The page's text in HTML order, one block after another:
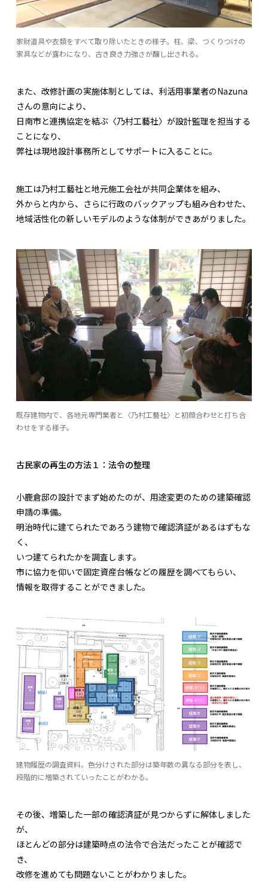
家財道具や衣類をすべて取り除いたときの様子。柱、梁、つくりつけの
家具などが露わになり、古き良き力強さが醸し出される。
また、改修計画の実施体制としては、利活用事業者のNazuna
さんの意向により、
日南市と連携協定を結ぶ〈乃村工藝社〉が設計監理を担当する
ことになり、
弊社は現地設計事務所としてサポートに入ることに。
施工は乃村工藝社と地元施工会社が共同企業体を組み、
外からと内から、さらに行政のバックアップも組み合わせた、
地域活性化の新しいモデルのような体制ができあがりました。
既存建物内で、各地元専門業者と〈乃村工藝社〉と初顔合わせと打ち合
わせをする様子。
古民家の再生の方法１：法令の整理
小鹿倉邸の設計でまず始めたのが、用途変更のための建築確認
申請の準備。
明治時代に建てられたであろう建物で確認済証があるはずもな
く、
いつ建てられたかを調査します。
市に協力を仰いで固定資産台帳などの履歴を調べてもらい、
情報を取得することができました。
建物履歴の調査資料。色分けされた部分は築年数の異なる部分を表し、
段階的に増築されていったことがわかる。
その後、増築した一部の確認済証が見つからずに解体しました
が、
ほとんどの部分は建築時点の法令で合法だったことが確認で
き、
改修を進めても問題ないことがわかりました。